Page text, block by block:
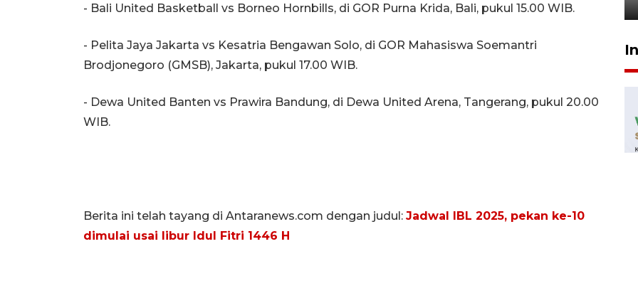
- Bali United Basketball vs Borneo Hornbills, di GOR Purna Krida, Bali, pukul 15.00 WIB.
- Pelita Jaya Jakarta vs Kesatria Bengawan Solo, di GOR Mahasiswa Soemantri
Brodjonegoro (GMSB), Jakarta, pukul 17.00 WIB.
- Dewa United Banten vs Prawira Bandung, di Dewa United Arena, Tangerang, pukul 20.00
WIB.
Berita ini telah tayang di Antaranews.com dengan judul: Jadwal IBL 2025, pekan ke-10
dimulai usai libur Idul Fitri 1446 H